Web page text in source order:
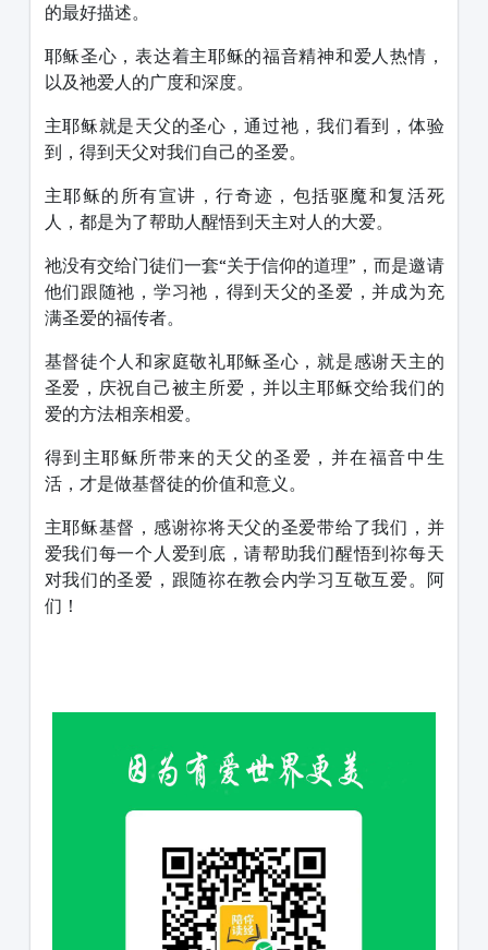
的最好描述。
耶稣圣心，表达着主耶稣的福音精神和爱人热情，
以及祂爱人的广度和深度。
主耶稣就是天父的圣心，通过祂，我们看到，体验
到，得到天父对我们自己的圣爱。
主耶稣的所有宣讲，行奇迹，包括驱魔和复活死
人，都是为了帮助人醒悟到天主对人的大爱。
祂没有交给门徒们一套“关于信仰的道理”，而是邀请
他们跟随祂，学习祂，得到天父的圣爱，并成为充
满圣爱的福传者。
基督徒个人和家庭敬礼耶稣圣心，就是感谢天主的
圣爱，庆祝自己被主所爱，并以主耶稣交给我们的
爱的方法相亲相爱。
得到主耶稣所带来的天父的圣爱，并在福音中生
活，才是做基督徒的价值和意义。
主耶稣基督，感谢祢将天父的圣爱带给了我们，并
爱我们每一个人爱到底，请帮助我们醒悟到祢每天
对我们的圣爱，跟随祢在教会内学习互敬互爱。阿
们！